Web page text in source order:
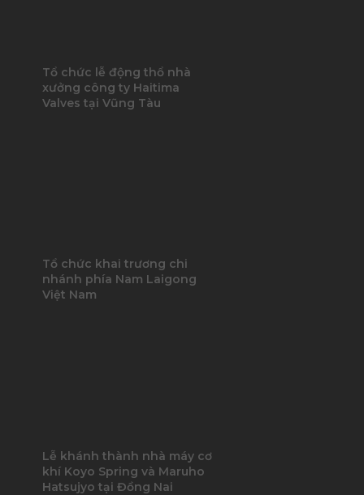
Tổ chức lễ động thổ nhà
xưởng công ty Haitima
Valves tại Vũng Tàu
Tổ chức khai trương chi
nhánh phía Nam Laigong
Việt Nam
Lễ khánh thành nhà máy cơ
khí Koyo Spring và Maruho
Hatsujyo tại Đồng Nai